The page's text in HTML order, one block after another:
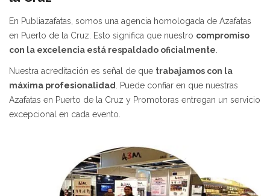
En Publiazafatas, somos una agencia homologada de Azafatas
en Puerto de la Cruz. Esto significa que nuestro compromiso
con la excelencia está respaldado oficialmente
Nuestra acreditación es señal de que trabajamos con la
máxima profesionalidad
. Puede confiar en que nuestras
Azafatas en Puerto de la Cruz y Promotoras entregan un servicio
excepcional en cada evento.